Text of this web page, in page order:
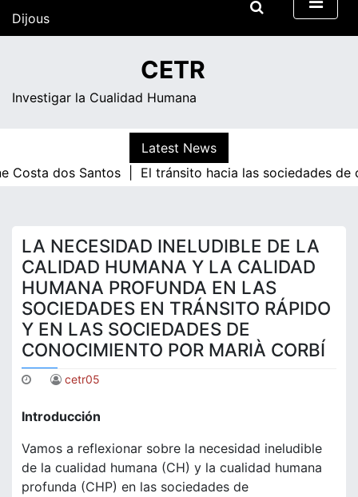
Dijous
CETR
Investigar la Cualidad Humana
Latest News
dos Santos |El tránsito hacia las sociedades de
LA NECESIDAD INELUDIBLE DE LA
CALIDAD HUMANA Y LA CALIDAD
HUMANA PROFUNDA EN LAS
SOCIEDADES EN TRÁNSITO RÁPIDO
Y EN LAS SOCIEDADES DE
CONOCIMIENTO POR MARIÀ CORBÍ
cetr05
Introducción
Vamos a reflexionar sobre la necesidad ineludible
de la cualidad humana (CH) y la cualidad humana
profunda (CHP) en las sociedades de